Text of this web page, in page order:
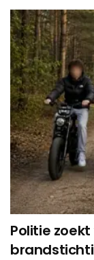
Politie